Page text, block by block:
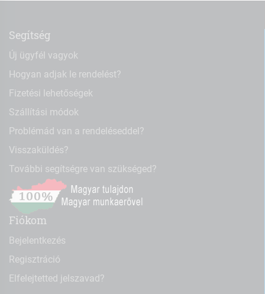
Segítség
Új ügyfél vagyok
Hogyan adjak le rendelést?
Fizetési lehetőségek
Szállítási módok
Problémád van a rendeléseddel?
Visszaküldés?
További segítségre van szükséged?
Fiókom
Bejelentkezés
Regisztráció
Elfelejtetted jelszavad?